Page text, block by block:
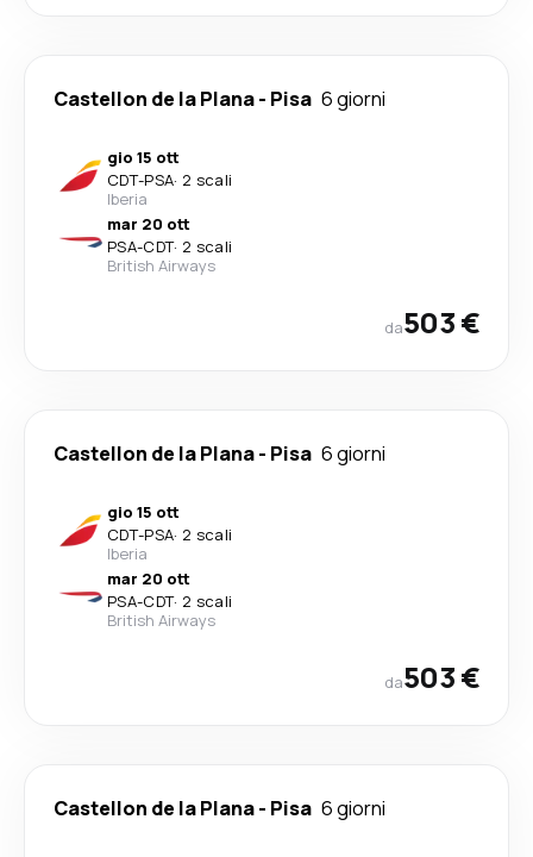
Castellon de la Plana- Pisa 6 giorni
gio 15 ott
CDT-PSA· 2 scali
Iberia
mar 20 ott
PSA-CDT· 2 scali
British Airways
da503 €
Castellon de la Plana- Pisa 6 giorni
gio 15 ott
CDT-PSA· 2 scali
Iberia
mar 20 ott
PSA-CDT· 2 scali
British Airways
da503 €
Castellon de la Plana- Pisa 6 giorni